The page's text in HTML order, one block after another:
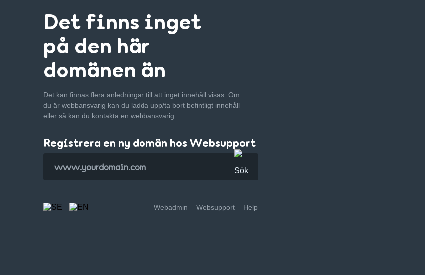
Det finns inget
på den här
domänen än
Det kan finnas flera anledningar till att inget innehåll visas. Om
du är webbansvarig kan du ladda upp/ta bort befintligt innehåll
eller så kan du kontakta en webbansvarig.
Registrera en ny domän hos Websupport
Webadmin Websupport Help